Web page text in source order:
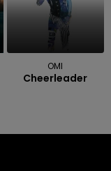
OMI
Cheerleader